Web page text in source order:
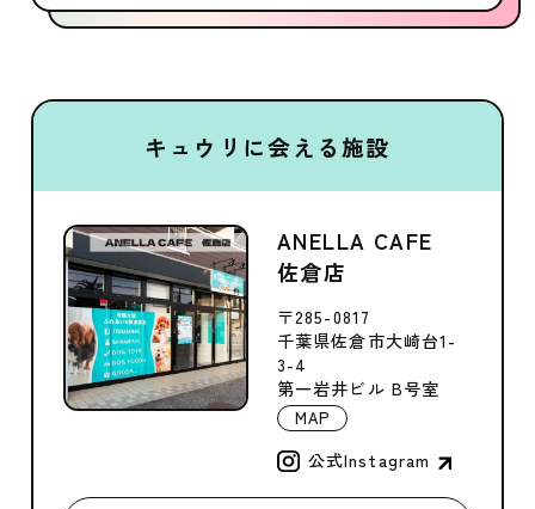
キュウリに会える施設
ANELLA CAFE
佐倉店
〒285-0817
千葉県佐倉市大崎台1-
3-4
第一岩井ビル B号室
MAP
公式Instagram